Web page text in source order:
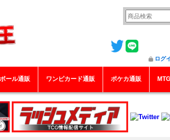
ログ
ール通販 ワンピカード通販 ポケカ通販